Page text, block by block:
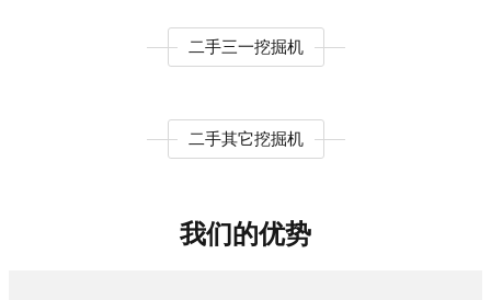
二手三一挖掘机
二手其它挖掘机
我们的优势